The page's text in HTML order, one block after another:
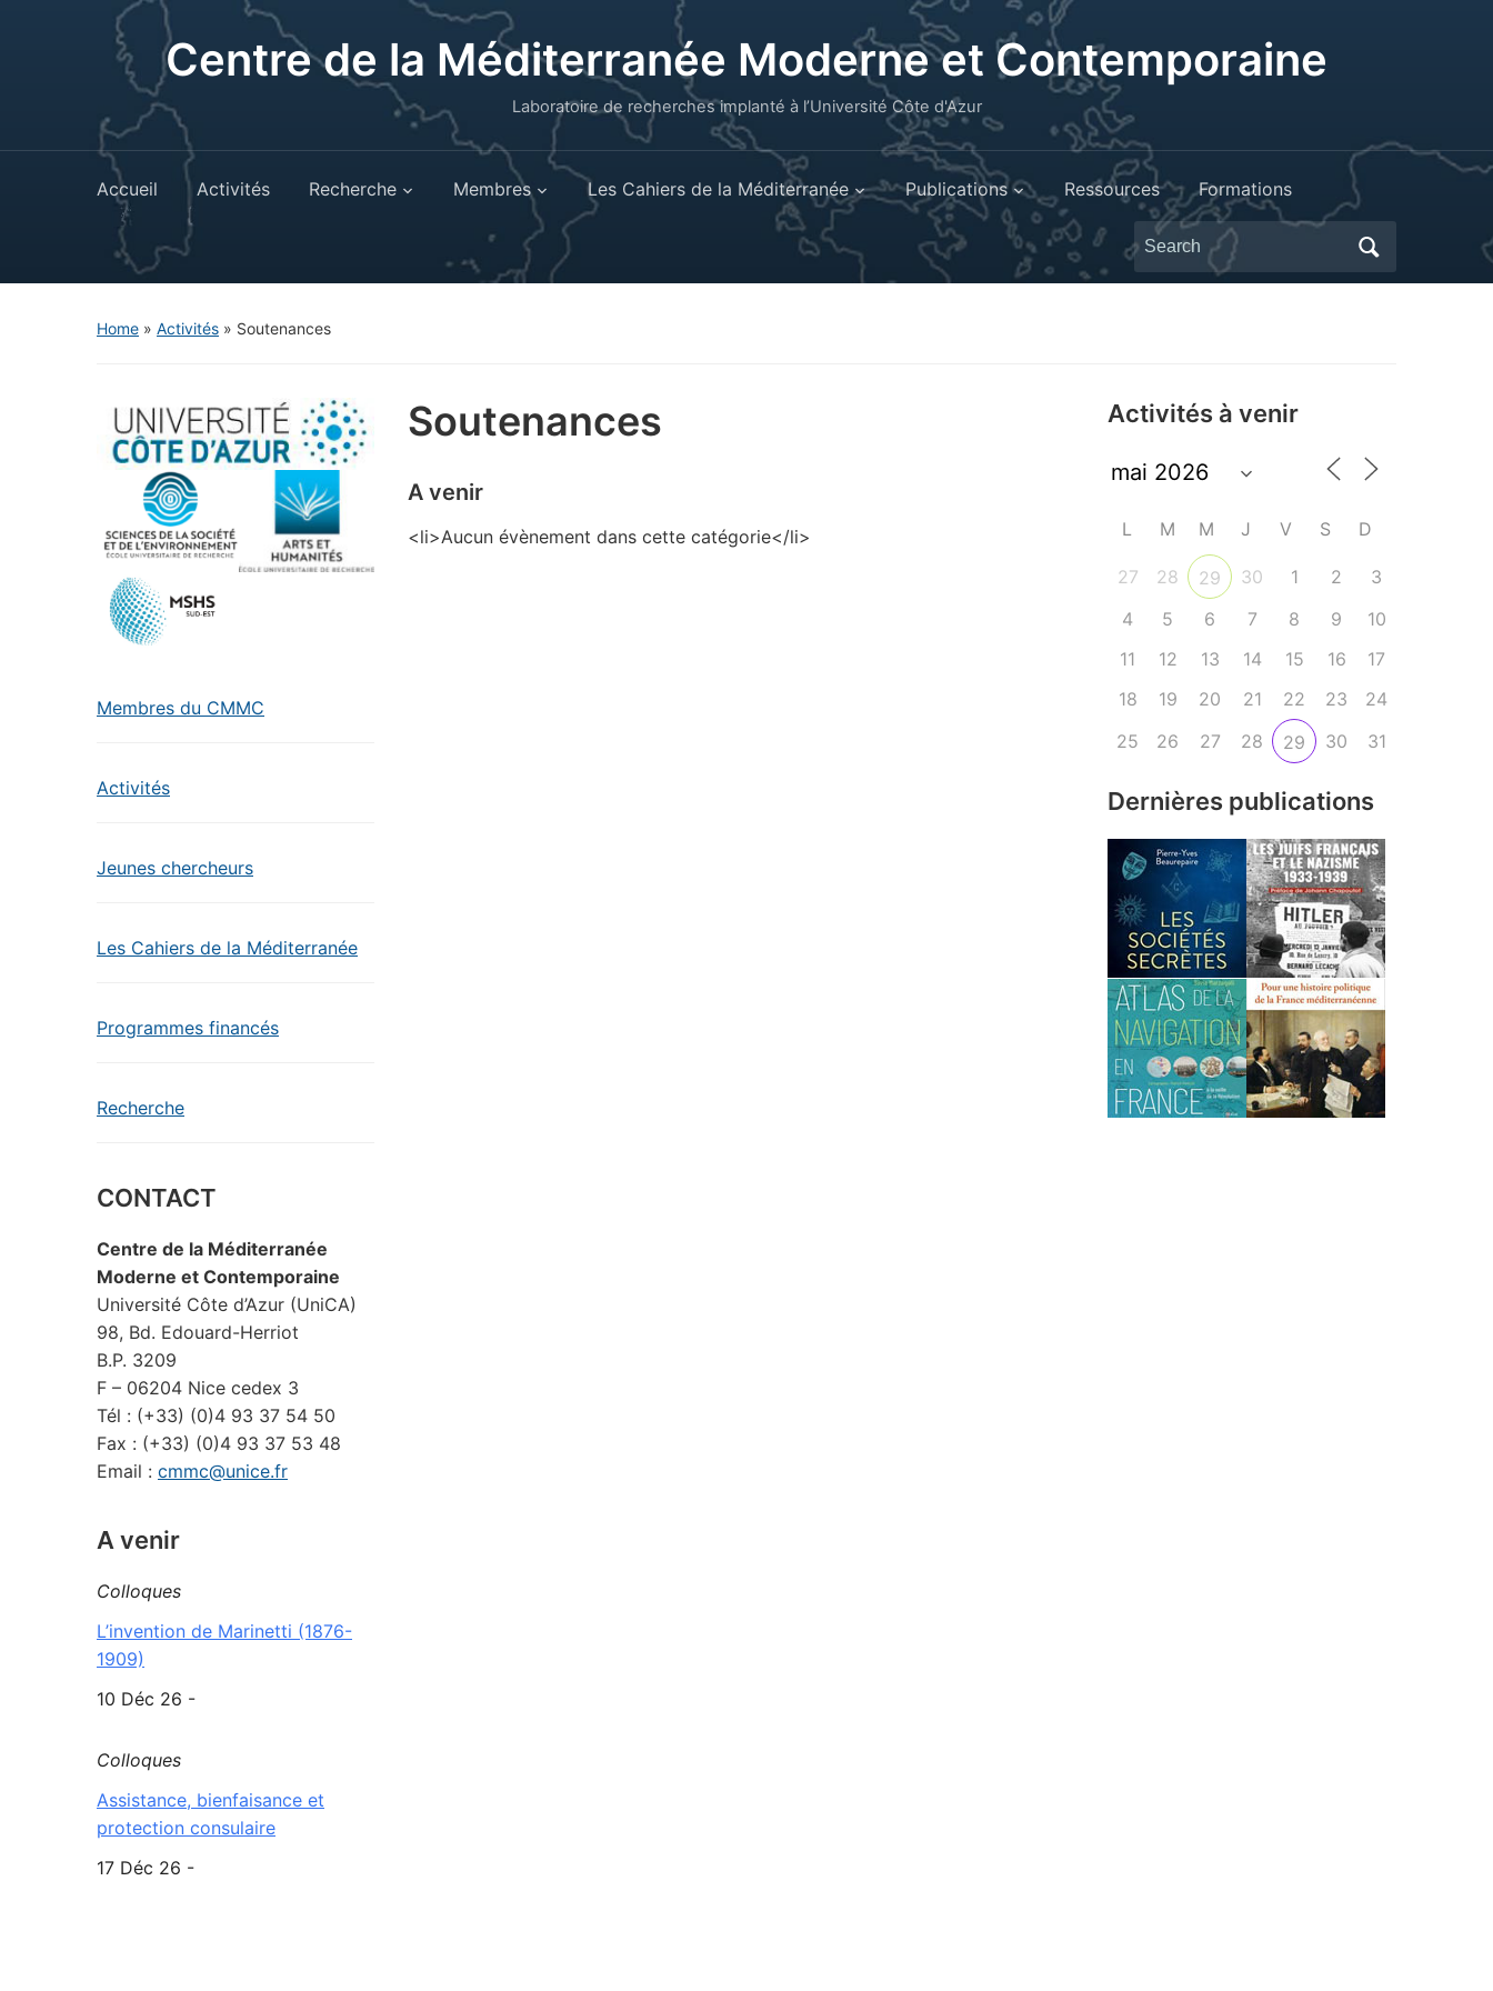
Centre de la Méditerranée Moderne et Contemporaine
Laboratoire de recherches implanté à l’Université Côte d'Azur
Accueil Activités Recherche Membres Les Cahiers de la Méditerranée Publications Ressources Formations
Search
for:
Home » Activités » Soutenances
Membres du CMMC
Activités
Jeunes chercheurs
Les Cahiers de la Méditerranée
Programmes financés
Recherche
CONTACT
Centre de la Méditerranée
Moderne et Contemporaine
Université Côte d’Azur (UniCA)
98, Bd. Edouard-Herriot
B.P. 3209
F – 06204 Nice cedex 3
Tél : (+33) (0)4 93 37 54 50
Fax : (+33) (0)4 93 37 53 48
Email : cmmc@unice.fr
A venir
Colloques
L’invention de Marinetti (1876-
1909)
10 Déc 26 -
Colloques
Assistance, bienfaisance et
protection consulaire
17 Déc 26 -
Soutenances
A venir
<li>Aucun évènement dans cette catégorie</li>
Activités à venir
L M M J V S D
27 28 29 30 1 2
3
4
5 6 7 8 9
10
11
12 13 14 15 16
17
18
19 20 21 22 23
24
25
26 27 28 29 30 31
Dernières publications